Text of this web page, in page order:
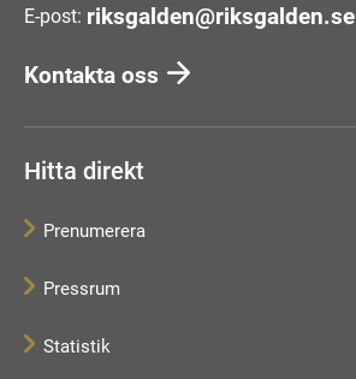
E-post: riksgalden@riksgalden.se
Kontakta oss
Hitta direkt
Prenumerera
Pressrum
Statistik